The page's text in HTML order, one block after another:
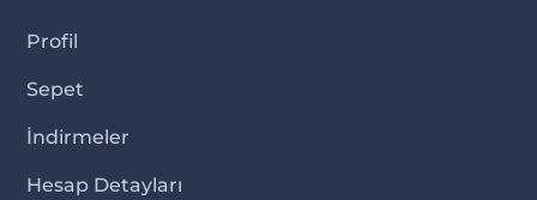
Profil
Sepet
İndirmeler
Hesap Detayları